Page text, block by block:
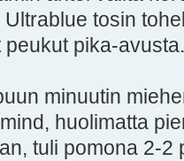
tosin
pika-
minuutin
huolimatta
tuli pomona 2-2